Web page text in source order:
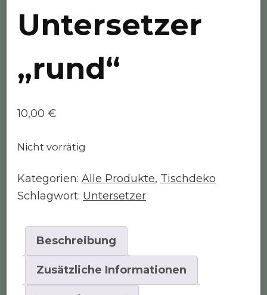
Untersetzer
„rund“
10,00 €
Nicht vorrätig
Kategorien: Alle Produkte, Tischdeko
Schlagwort: Untersetzer
Beschreibung
Zusätzliche Informationen